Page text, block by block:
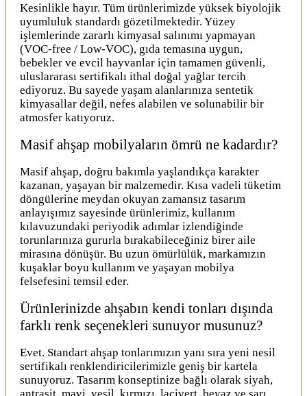
Kesinlikle hayır. Tüm ürünlerimizde yüksek biyolojik
uyumluluk standardı gözetilmektedir. Yüzey
işlemlerinde zararlı kimyasal salınımı yapmayan
(VOC-free / Low-VOC), gıda temasına uygun,
bebekler ve evcil hayvanlar için tamamen güvenli,
uluslararası sertifikalı ithal doğal yağlar tercih
ediyoruz. Bu sayede yaşam alanlarınıza sentetik
kimyasallar değil, nefes alabilen ve solunabilir bir
atmosfer katıyoruz.
Masif ahşap mobilyaların ömrü ne kadardır?
Masif ahşap, doğru bakımla yaşlandıkça karakter
kazanan, yaşayan bir malzemedir. Kısa vadeli tüketim
döngülerine meydan okuyan zamansız tasarım
anlayışımız sayesinde ürünlerimiz, kullanım
kılavuzundaki periyodik adımlar izlendiğinde
torunlarınıza gururla bırakabileceğiniz birer aile
mirasına dönüşür. Bu uzun ömürlülük, markamızın
kuşaklar boyu kullanım ve yaşayan mobilya
felsefesini temsil eder.
Ürünlerinizde ahşabın kendi tonları dışında
farklı renk seçenekleri sunuyor musunuz?
Evet. Standart ahşap tonlarımızın yanı sıra yeni nesil
sertifikalı renklendiricilerimizle geniş bir kartela
sunuyoruz. Tasarım konseptinize bağlı olarak siyah,